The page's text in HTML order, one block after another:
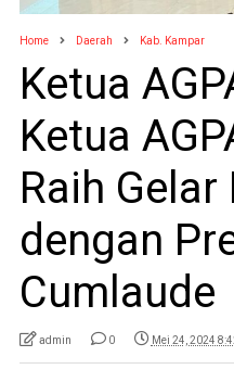
Home Daerah Kab. Kampar
Ketua
Ketua
Raih
dengan
Cumlaude
admin 0 Mei 24, 2024